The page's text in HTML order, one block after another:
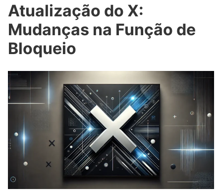
Atualização do X:
Mudanças na Função de
Bloqueio